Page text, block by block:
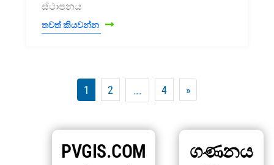
ස්ථාපනය
තවත් කියවන්න
1 2 ... 4 »
PVGIS.COM
ගණනය